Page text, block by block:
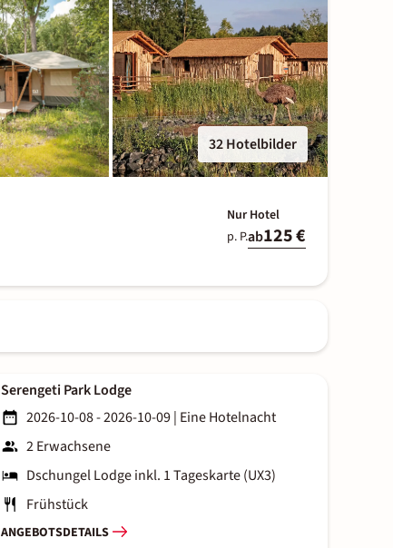
32 Hotelbilder
Nur Hotel
p. P.ab125 €
Serengeti Park Lodge
2026-10-08 - 2026-10-09| Eine Hotelnacht
2 Erwachsene
Dschungel Lodge inkl. 1 Tageskarte (UX3)
Frühstück
ANGEBOTSDETAILS